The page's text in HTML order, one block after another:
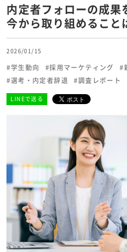
内定者フォローの成果
今から取り組めること
2026/01/15
#学生動向 #採用マーケティング
#
#選考・内定者辞退
#調査レポート
LINEで送る